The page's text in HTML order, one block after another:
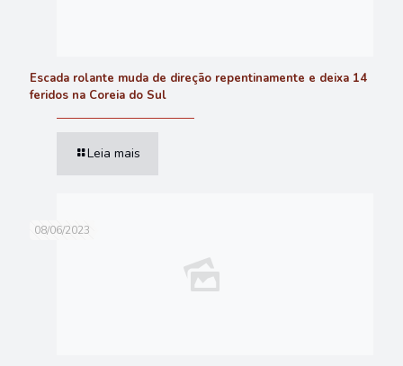
Escada rolante muda de direção repentinamente e deixa 14
feridos na Coreia do Sul
Leia mais
08/06/2023